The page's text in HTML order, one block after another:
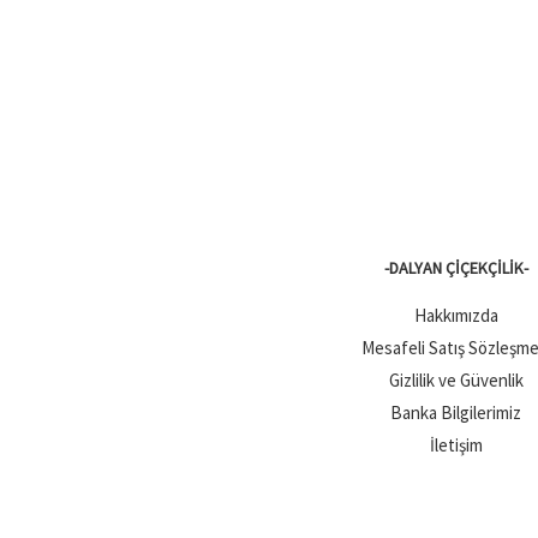
-DALYAN ÇIÇEKÇILIK-
Hakkımızda
Mesafeli Satış
Gizlilik ve Güvenlik
Banka Bilgilerimiz
İletişim